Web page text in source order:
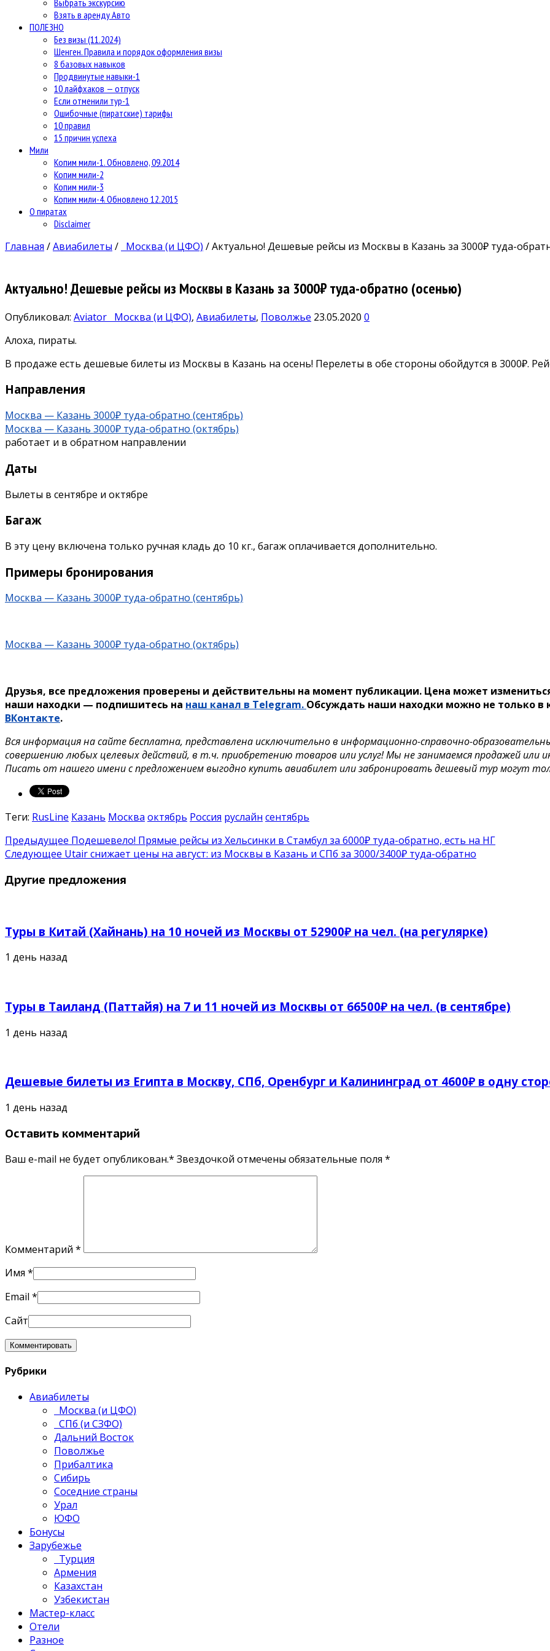
Взять в аренду Авто
ПОЛЕЗНО
Без визы (11.2024)
Шенген. Правила и порядок оформления визы
8 базовых навыков
Продвинутые навыки-1
10 лайфхаков — отпуск
Если отменили тур-1
Ошибочные (пиратские) тарифы
10 правил
15 причин успеха
Мили
Копим мили-1. Обновлено, 09.2014
Копим мили-2
Копим мили-3
Копим мили-4. Обновлено 12.2015
О пиратах
Disclaimer
Главная /Авиабилеты / Москва (и ЦФО) /Актуально! Дешевые рейсы из Москвы в Казань за 3000₽ туда-
Актуально! Дешевые рейсы из Москвы в Казань за 3000₽ туда-обратно (осенью)
Опубликовал: Aviator Москва (и ЦФО), Авиабилеты, Поволжье 23.05.2020 0
Алоха, пираты.
В продаже есть дешевые билеты из Москвы в Казань на осень! Перелеты в обе стороны обойдутся в 3000₽.
Направления
Москва — Казань 3000₽ туда-обратно (сентябрь)
Москва — Казань 3000₽ туда-обратно (октябрь)
работает и в обратном направлении
Даты
Вылеты в сентябре и октябре
Багаж
В эту цену включена только ручная кладь до 10 кг., багаж оплачивается дополнительно.
Примеры бронирования
Москва — Казань 3000₽ туда-обратно (сентябрь)
Москва — Казань 3000₽ туда-обратно (октябрь)
Друзья, все предложения проверены и действительны на момент публикации. Цена может
наши находки — подпишитесь на наш канал в Telegram. Обсуждать наши находки можно не только в
ВКонтакте.
Вся информация на сайте бесплатна, представлена исключительно в информационно-справочно-
совершению любых целевых действий, в т.ч. приобретению товаров или услуг! Мы не занимаемся продажей или
Писать от нашего имени с предложением выгодно купить авиабилет или забронировать дешевый тур могут
Теги: RusLine Казань Москва октябрь Россия руслайн сентябрь
Предыдущее Подешевело! Прямые рейсы из Хельсинки в Стамбул за 6000₽ туда-обратно, есть на НГ
Следующее Utair снижает цены на август: из Москвы в Казань и СПб за 3000/3400₽ туда-обратно
Другие предложения
Туры в Китай (Хайнань) на 10 ночей из Москвы от 52900₽ на чел. (на регулярке)
1 день назад
Туры в Таиланд (Паттайя) на 7 и 11 ночей из Москвы от 66500₽ на чел. (в сентябре)
1 день назад
Дешевые билеты из Египта в Москву, СПб, Оренбург и Калининград от 4600₽ в одну
1 день назад
Оставить комментарий
Ваш e-mail не будет опубликован.* Звездочкой отмечены обязательные поля *
Комментарий *
Имя *
Email *
Сайт
Рубрики
Авиабилеты
Москва (и ЦФО)
СПб (и СЗФО)
Дальний Восток
Поволжье
Прибалтика
Сибирь
Соседние страны
Урал
ЮФО
Бонусы
Зарубежье
Турция
Армения
Казахстан
Узбекистан
Мастер-класс
Отели
Разное